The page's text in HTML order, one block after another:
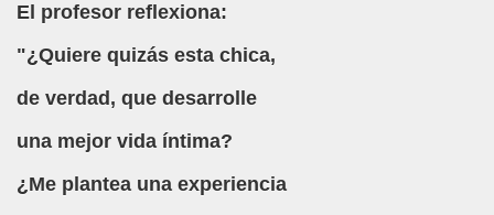
El profesor reflexiona:
"¿Quiere quizás esta chica,
de verdad, que desarrolle
una mejor vida íntima?
¿Me plantea una experiencia